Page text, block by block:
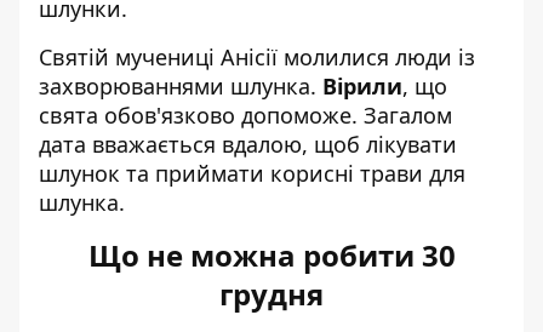
шлунки.
Святій мучениці Анісії молилися люди із
захворюваннями шлунка. Вірили, що
свята обов'язково допоможе. Загалом
дата вважається вдалою, щоб лікувати
шлунок та приймати корисні трави для
шлунка.
Що не можна робити 30
грудня